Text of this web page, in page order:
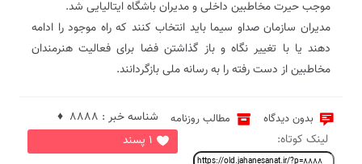
موجب حیرت مخاطبین داخلی و مدیران باشگاه ایتالیایی شد.
مدیران سازمان صداو سیما باید انتخاب کنند که راه موجود را ادامه
دهند یا با تغییر نگاه و باز گذاشتن فضا برای فعالیت هنرمندان
مخاطبین از دست رفته را به رسانه ملی بازگردانند.
بدون دیدگاه مطالب روزنامه
1 پسند
شناسه خبر : 8888 ♦
لینک کوتاه: